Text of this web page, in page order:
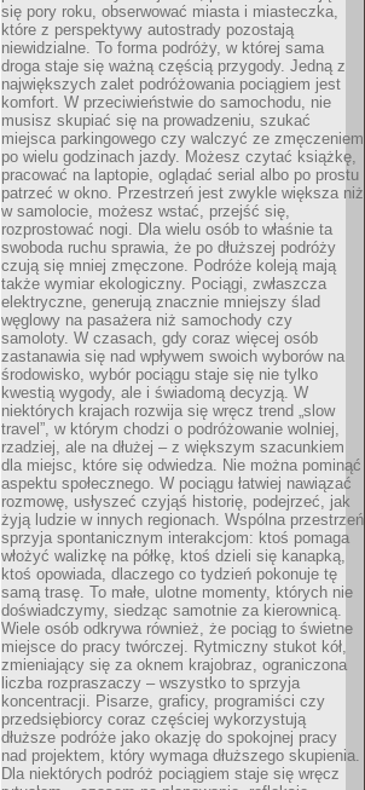
się pory roku, obserwować miasta i miasteczka,
które z perspektywy autostrady pozostają
niewidzialne. To forma podróży, w której sama
droga staje się ważną częścią przygody. Jedną z
największych zalet podróżowania pociągiem jest
komfort. W przeciwieństwie do samochodu, nie
musisz skupiać się na prowadzeniu, szukać
miejsca parkingowego czy walczyć ze zmęczeniem
po wielu godzinach jazdy. Możesz czytać książkę,
pracować na laptopie, oglądać serial albo po prostu
patrzeć w okno. Przestrzeń jest zwykle większa niż
w samolocie, możesz wstać, przejść się,
rozprostować nogi. Dla wielu osób to właśnie ta
swoboda ruchu sprawia, że po dłuższej podróży
czują się mniej zmęczone. Podróże koleją mają
także wymiar ekologiczny. Pociągi, zwłaszcza
elektryczne, generują znacznie mniejszy ślad
węglowy na pasażera niż samochody czy
samoloty. W czasach, gdy coraz więcej osób
zastanawia się nad wpływem swoich wyborów na
środowisko, wybór pociągu staje się nie tylko
kwestią wygody, ale i świadomą decyzją. W
niektórych krajach rozwija się wręcz trend „slow
travel”, w którym chodzi o podróżowanie wolniej,
rzadziej, ale na dłużej – z większym szacunkiem
dla miejsc, które się odwiedza. Nie można pominąć
aspektu społecznego. W pociągu łatwiej nawiązać
rozmowę, usłyszeć czyjąś historię, podejrzeć, jak
żyją ludzie w innych regionach. Wspólna przestrzeń
sprzyja spontanicznym interakcjom: ktoś pomaga
włożyć walizkę na półkę, ktoś dzieli się kanapką,
ktoś opowiada, dlaczego co tydzień pokonuje tę
samą trasę. To małe, ulotne momenty, których nie
doświadczymy, siedząc samotnie za kierownicą.
Wiele osób odkrywa również, że pociąg to świetne
miejsce do pracy twórczej. Rytmiczny stukot kół,
zmieniający się za oknem krajobraz, ograniczona
liczba rozpraszaczy – wszystko to sprzyja
koncentracji. Pisarze, graficy, programiści czy
przedsiębiorcy coraz częściej wykorzystują
dłuższe podróże jako okazję do spokojnej pracy
nad projektem, który wymaga dłuższego skupienia.
Dla niektórych podróż pociągiem staje się wręcz